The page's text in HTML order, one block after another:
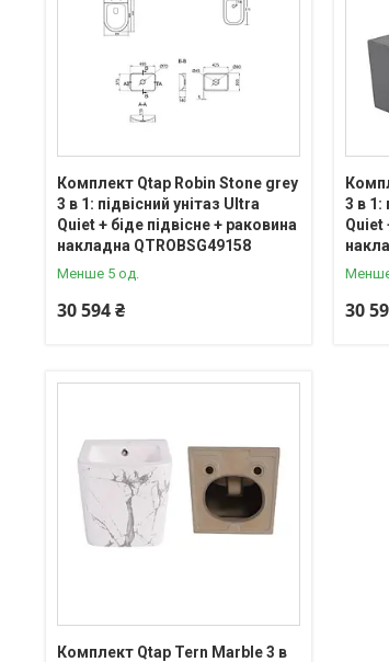
Комплект Qtap Robin Stone grey
3 в 1: підвісний унітаз Ultra
Quiet + біде підвісне + раковина
накладна QTROBSG49158
Менше 5 од.
30 594 ₴
3 в 1:
Quiet
30
Комплект Qtap Tern Marble 3 в